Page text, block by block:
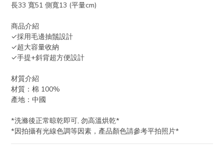
長33 寬51 側寬13 (平量cm)
商品介紹
✓採用毛邊抽鬚設計
✓超大容量收納
✓手提+斜背超方便設計
材質介紹
材質：棉 100%
產地：中國
*洗滌後正常晾乾即可, 勿高溫烘乾*
*因拍攝有光線色調等因素，產品顏色請參考平拍照片*